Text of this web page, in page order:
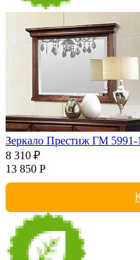
Зеркало Престиж ГМ 5991-
8 310 ₽
13 850 Р